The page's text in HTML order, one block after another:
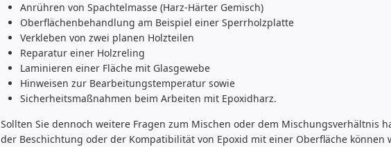
Anrühren von Spachtelmasse (Harz-Härter Gemisch)
Oberflächenbehandlung am Beispiel einer Sperrholzplatte
Verkleben von zwei planen Holzteilen
Reparatur einer Holzreling
Laminieren einer Fläche mit Glasgewebe
Hinweisen zur Bearbeitungstemperatur sowie
Sicherheitsmaßnahmen beim Arbeiten mit Epoxidharz.
Sollten Sie dennoch weitere Fragen zum Mischen oder dem Mischungsverhältnis
der Beschichtung oder der Kompatibilität von Epoxid mit einer Oberfläche können